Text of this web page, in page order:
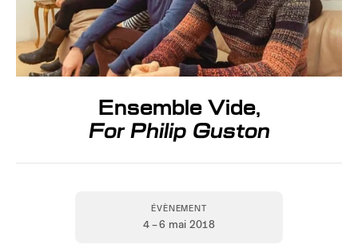
Ensemble Vide,
For Philip Guston
ÉVÈNEMENT
4 – 6 mai 2018